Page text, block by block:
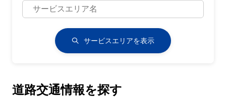
サービスエリアを表示
道路交通情報を探す